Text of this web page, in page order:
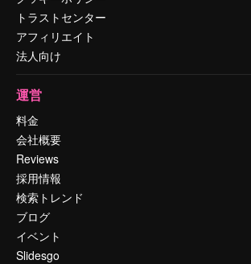
トラストセンター
アフィリエイト
法人向け
運営
料金
会社概要
Reviews
採用情報
検索トレンド
ブログ
イベント
Slidesgo